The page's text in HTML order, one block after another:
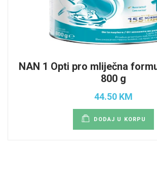
NAN 1 Opti pro mliječna
800 g
44.50 KM
DODAJ U KORPU